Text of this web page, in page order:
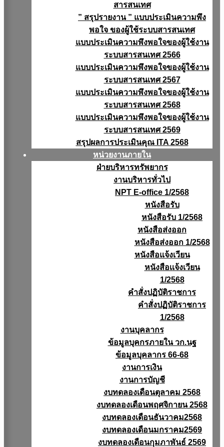
สารสนเทศ
” สรุปรายงาน ” แบบประเมินความพึง
พอใจ ของผู้ใช้ระบบสารสนเทศ
แบบประเมินความพึงพอใจของผู้ใช้งาน
ระบบสารสนเทศ 2566
แบบประเมินความพึงพอใจของผู้ใช้งาน
ระบบสารสนเทศ 2567
แบบประเมินความพึงพอใจของผู้ใช้งาน
ระบบสารสนเทศ 2568
แบบประเมินความพึงพอใจของผู้ใช้งาน
ระบบสารสนเทศ 2569
สรุปผลการประเมินคุณ ITA 2568
หน่วยงานภายใน
ฝ่ายบริหารทรัพยากร
งานบริหารทั่วไป
NPT E-office 1/2568
หนังสือรับ
หนังสือรับ 1/2568
หนังสือส่งออก
หนังสือส่งออก 1/2568
หนังสือแจ้งเวียน
หนังสือเเจ้งเวียน
1/2568
คำสั่งปฏิบัติราชการ
คำสั่งปฏิบัติราชการ
1/2568
งานบุคลากร
ข้อมูลบุคกรภายใน วก.นฐ
ข้อมูลบุคลากร 66-68
งานการเงิน
งานการบัญชี
งบทดลองเดือนตุลาคม 2568
งบทดลองเดือนพฤศจิกายน 2568
งบทดลองเดือนธันวาคม2568
งบทดลองเดือนมกราคม2569
งบทดลองเดือนกุมภาพันธ์ 2569